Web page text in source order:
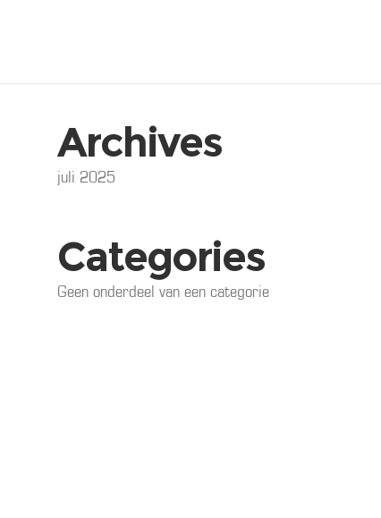
Archives
juli 2025
Categories
Geen onderdeel van een categorie